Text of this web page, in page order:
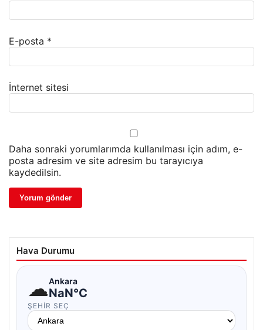
E-posta *
İnternet sitesi
Daha sonraki yorumlarımda kullanılması için adım, e-
posta adresim ve site adresim bu tarayıcıya
kaydedilsin.
Hava Durumu
☁Ankara
NaN°C
ŞEHIR SEÇ